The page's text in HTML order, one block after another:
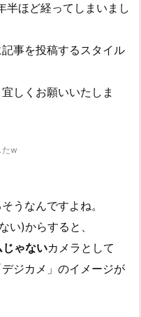
半ほど経ってしまいまし
事を投稿するスタイル
しくお願いいたしま
たw
うなんですよね。
い)からすると、
ゃないカメラとして
ジカメ」のイメージが